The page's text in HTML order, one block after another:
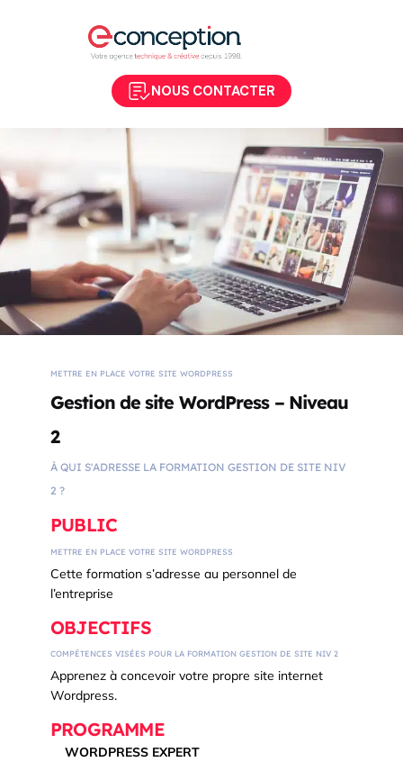
NOUS CONTACTER
METTRE EN PLACE VOTRE SITE WORDPRESS
Gestion de site WordPress – Niveau
2
À QUI S'ADRESSE LA FORMATION GESTION DE SITE NIV
2 ?
PUBLIC
METTRE EN PLACE VOTRE SITE WORDPRESS
Cette formation s’adresse au personnel de
l’entreprise
OBJECTIFS
COMPÉTENCES VISÉES POUR LA FORMATION GESTION DE SITE NIV 2
Apprenez à concevoir votre propre site internet
Wordpress.
PROGRAMME
WORDPRESS EXPERT